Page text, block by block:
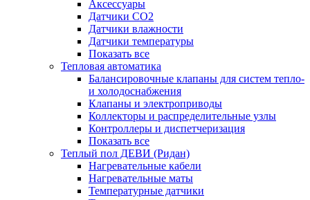
Аксессуары
Датчики CO2
Датчики влажности
Датчики температуры
Показать все
Тепловая автоматика
Балансировочные клапаны для систем тепло-
и холодоснабжения
Клапаны и электроприводы
Коллекторы и распределительные узлы
Контроллеры и диспетчеризация
Показать все
Теплый пол ДЕВИ (Ридан)
Нагревательные кабели
Нагревательные маты
Температурные датчики